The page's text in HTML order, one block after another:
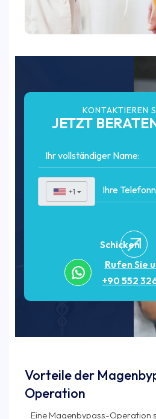
KONTAKTIEREN
JETZT
+1 ▼
Schicken
Rufen Sie
+90 552
Vorteile der
Operation
Eine Magenbypass-Operation